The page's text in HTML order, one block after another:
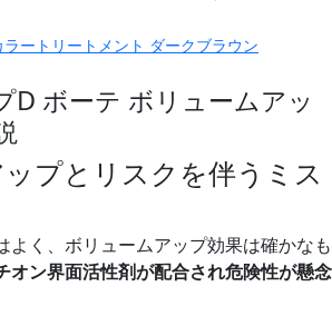
ートリートメント ダークブラウン
D ボーテ ボリュームアッ
プとリスクを伴うミス
よく、ボリュームアップ効果は確かなも
オン界面活性剤が配合され危険性が懸念